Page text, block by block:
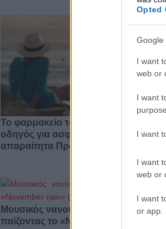
Opted
Google
I want
web or
I want
I want
I want
web or
I want
or app.
Το φαρμακείο των διακοπών: Ο
οδηγός για ασφαλείς εξορμήσεις και
απαραίτητα Πρώτων Βοηθειών
Μουσικός νανουρίζει λιοντάρια
παίζοντας το «November rain»